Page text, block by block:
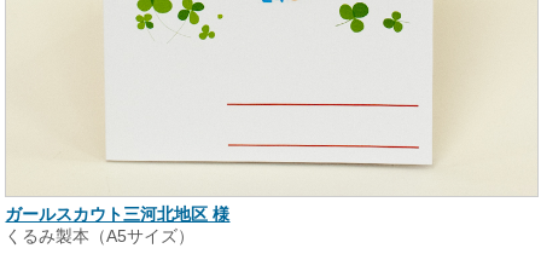
ガールスカウト三河北地区 様
くるみ製本（A5サイズ）